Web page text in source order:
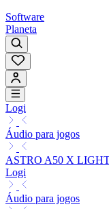
Software
Planeta
Logi
Áudio para jogos
ASTRO A50 X
Logi
Áudio para jogos